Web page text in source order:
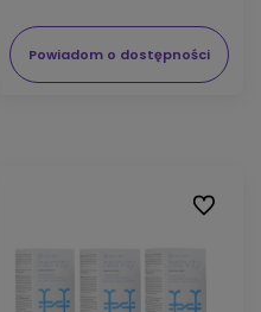
Powiadom o dostępności
Do